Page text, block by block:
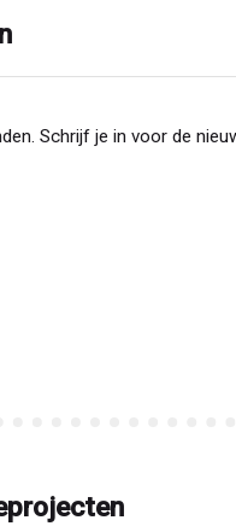
Schrijf je in voor de